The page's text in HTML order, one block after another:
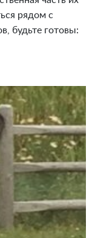
рядом с
будьте готовы: